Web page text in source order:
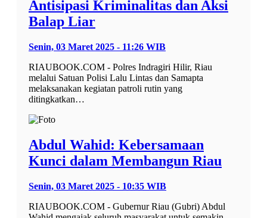
Antisipasi Kriminalitas dan Aksi
Balap Liar
Senin, 03 Maret 2025 - 11:26 WIB
RIAUBOOK.COM - Polres Indragiri Hilir, Riau
melalui Satuan Polisi Lalu Lintas dan Samapta
melaksanakan kegiatan patroli rutin yang
ditingkatkan…
Abdul Wahid: Kebersamaan
Kunci dalam Membangun Riau
Senin, 03 Maret 2025 - 10:35 WIB
RIAUBOOK.COM - Gubernur Riau (Gubri) Abdul